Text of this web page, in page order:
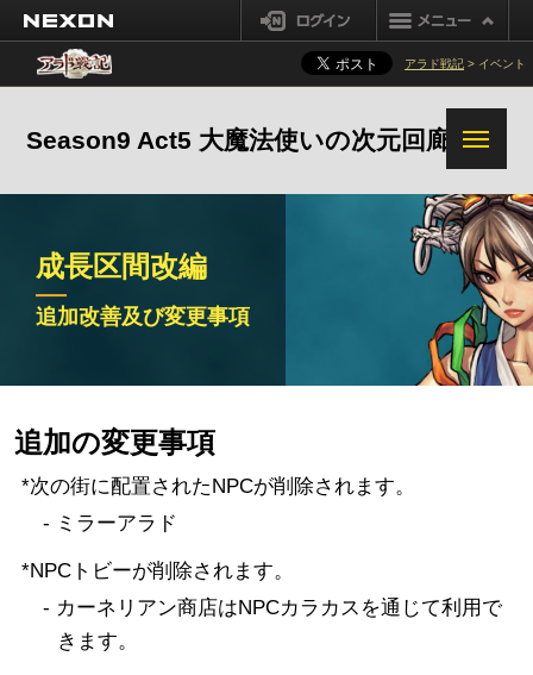
ログイン
アラド戦記 > イベント
Season9 Act5 大魔法使いの次元回廊
追加改善及び変更事項
追加改善及び変更事項変更点
成長区間改編
追加改善及び変更事項
追加の変更事項
*次の街に配置されたNPCが削除されます。
- ミラーアラド
*NPCトビーが削除されます。
- カーネリアン商店はNPCカラカスを通じて利用で
きます。